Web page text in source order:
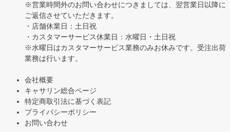
※営業時間外のお問い合わせにつきましては、翌営業日以降に
ご返信させていただきます。
・店舗休業日：土日祝
・カスタマーサービス休業日：水曜日・土日祝
※水曜日はカスタマーサービス業務のみお休みです。受注出荷
業務は行います。
会社概要
キャサリン総合ページ
特定商取引法に基づく表記
プライバシーポリシー
お問い合わせ